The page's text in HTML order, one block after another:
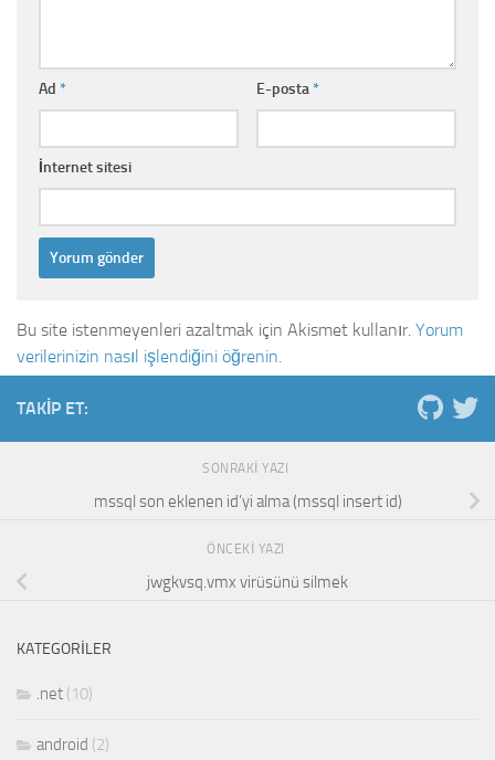
Ad * E-posta*
İnternet sitesi
Bu site istenmeyenleri azaltmak için Akismet kullanır. Yorum
verilerinizin nasıl işlendiğini öğrenin.
TAKIP ET:
SONRAKI YAZI
mssql son eklenen id’yi alma (mssql insert id)
ÖNCEKI YAZI
jwgkvsq.vmx virüsünü silmek
KATEGORILER
.net (10)
android (2)